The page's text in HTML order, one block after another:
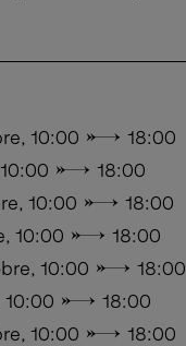
10:00 → 18:00
10:00 → 18:00
10:00 → 18:00
10:00 → 18:00
10:00 → 18:00
10:00 → 18:00
10:00 → 18:00